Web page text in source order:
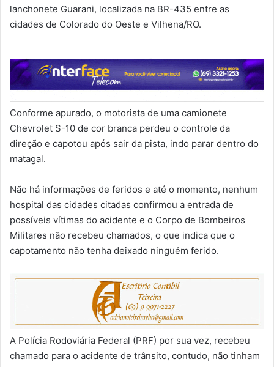
lanchonete Guarani, localizada na BR-435 entre as
cidades de Colorado do Oeste e Vilhena/RO.
Conforme apurado, o motorista de uma camionete
Chevrolet S-10 de cor branca perdeu o controle da
direção e capotou após sair da pista, indo parar dentro do
matagal.
Não há informações de feridos e até o momento, nenhum
hospital das cidades citadas confirmou a entrada de
possíveis vítimas do acidente e o Corpo de Bombeiros
Militares não recebeu chamados, o que indica que o
capotamento não tenha deixado ninguém ferido.
A Polícia Rodoviária Federal (PRF) por sua vez, recebeu
chamado para o acidente de trânsito, contudo, não tinham